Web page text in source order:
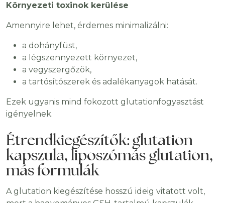
Környezeti toxinok kerülése
Amennyire lehet, érdemes minimalizálni:
a dohányfüst,
a légszennyezett környezet,
a vegyszergőzök,
a tartósítószerek és adalékanyagok hatását.
Ezek ugyanis mind fokozott glutationfogyasztást
igényelnek.
Étrendkiegészítők: glutation
kapszula, liposzómás glutation,
más formulák
A glutation kiegészítése hosszú ideig vitatott volt,